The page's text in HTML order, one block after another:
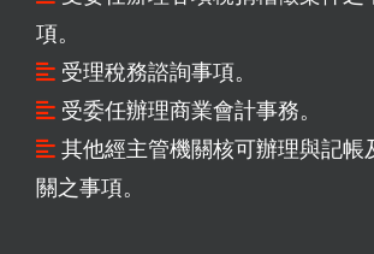
項。
受理稅務諮詢事項。
受委任辦理商業會計事務。
其他經主管機關核可辦理與記帳
關之事項。